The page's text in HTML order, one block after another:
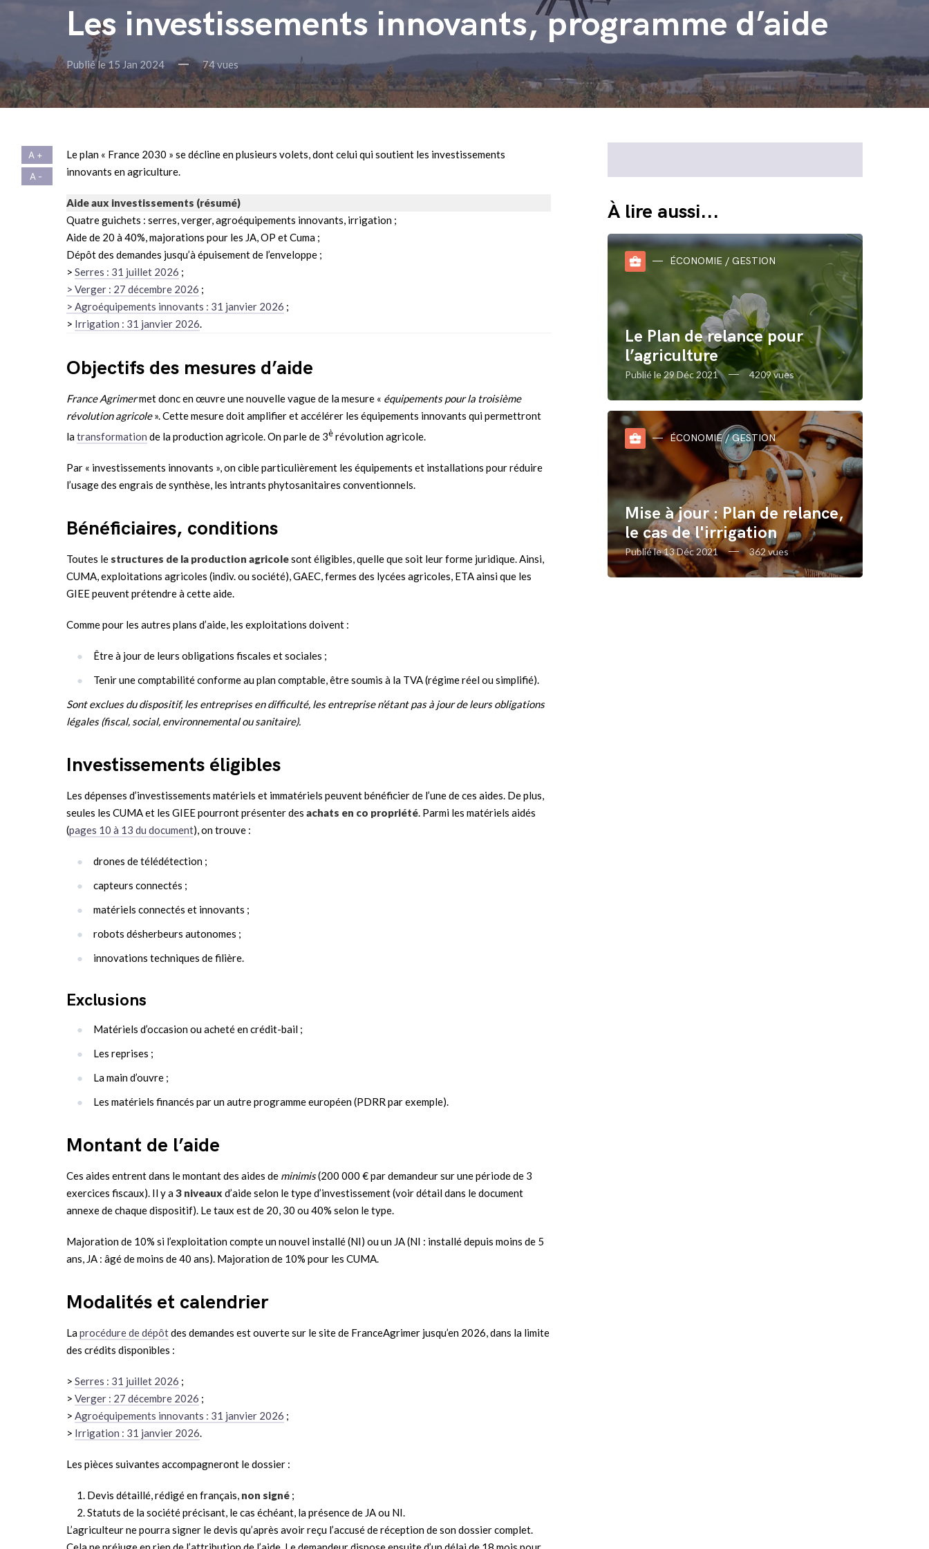
Les investissements innovants, programme d’aide
Publié le 15 Jan 2024 74 vues
Le plan « France 2030 » se décline en plusieurs volets, dont celui qui soutient les investissements
innovants en agriculture.
Aide aux investissements (résumé)
Quatre guichets : serres, verger, agroéquipements innovants, irrigation ;
Aide de 20 à 40%, majorations pour les JA, OP et Cuma ;
Dépôt des demandes jusqu’à épuisement de l’enveloppe ;
> Serres : 31 juillet 2026 ;
> Verger : 27 décembre 2026 ;
> Agroéquipements innovants : 31 janvier 2026 ;
> Irrigation : 31 janvier 2026.
Objectifs des mesures d’aide
France Agrimermet donc en œuvre une nouvelle vague de la mesure « équipements pour la troisième
révolution agricole». Cette mesure doit amplifier et accélérer les équipements innovants qui permettront
latransformation de la production agricole. On parle de 3è révolution agricole.
Par « investissements innovants », on cible particulièrement les équipements et installations pour réduire
l’usage des engrais de synthèse, les intrants phytosanitaires conventionnels.
Bénéficiaires, conditions
Toutes le structures de la production agricolesont éligibles, quelle que soit leur forme juridique. Ainsi,
CUMA, exploitations agricoles (indiv. ou société), GAEC, fermes des lycées agricoles, ETA ainsi que les
GIEE peuvent prétendre à cette aide.
Comme pour les autres plans d’aide, les exploitations doivent :
Être à jour de leurs obligations fiscales et sociales ;
Tenir une comptabilité conforme au plan comptable, être soumis à la TVA (régime réel ou simplifié).
Sont exclues du dispositif, les entreprises en difficulté, les entreprise n’étant pas à jour de leurs obligations
légales (fiscal, social, environnemental ou sanitaire).
Investissements éligibles
Les dépenses d’investissements matériels et immatériels peuvent bénéficier de l’une de ces aides. De plus,
seules les CUMA et les GIEE pourront présenter des achats en co propriété. Parmi les matériels aidés
(pages 10 à 13 du document), on trouve :
drones de télédétection ;
capteurs connectés ;
matériels connectés et innovants ;
robots désherbeurs autonomes ;
innovations techniques de filière.
Exclusions
Matériels d’occasion ou acheté en crédit-bail ;
Les reprises ;
La main d’ouvre ;
Les matériels financés par un autre programme européen (PDRR par exemple).
Montant de l’aide
Ces aides entrent dans le montant des aides de minimis(200 000 € par demandeur sur une période de 3
exercices fiscaux). Il y a3 niveaux d’aide selon le type d’investissement (voir détail dans le document
annexe de chaque dispositif). Le taux est de 20, 30 ou 40% selon le type.
Majoration de 10% si l’exploitation compte un nouvel installé (NI) ou un JA (NI : installé depuis moins de 5
ans, JA : âgé de moins de 40 ans). Majoration de 10% pour les CUMA.
Modalités et calendrier
Laprocédure de dépôtdes demandes est ouverte sur le site de FranceAgrimer jusqu’en 2026, dans la limite
des crédits disponibles :
> Serres : 31 juillet 2026 ;
> Verger : 27 décembre 2026 ;
> Agroéquipements innovants : 31 janvier 2026 ;
> Irrigation : 31 janvier 2026.
Les pièces suivantes accompagneront le dossier :
Devis détaillé, rédigé en français, non signé ;
Statuts de la société précisant, le cas échéant, la présence de JA ou NI.
L’agriculteur ne pourra signer le devis qu’après avoir reçu l’accusé de réception de son dossier complet.
À lire aussi...
business_center ÉCONOMIE / GESTION
Le Plan de relance pour
l’agriculture
Publié le 29 Déc 2021 4209 vues
business_center ÉCONOMIE / GESTION
Mise à jour : Plan de relance,
le cas de l'irrigation
Publié le 13 Déc 2021 362 vues